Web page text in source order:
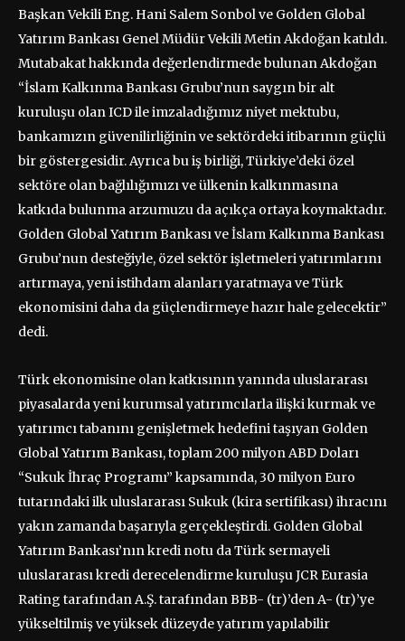
Başkan Vekili Eng. Hani Salem Sonbol ve Golden Global
Yatırım Bankası Genel Müdür Vekili Metin Akdoğan katıldı.
Mutabakat hakkında değerlendirmede bulunan Akdoğan
“İslam Kalkınma Bankası Grubu’nun saygın bir alt
kuruluşu olan ICD ile imzaladığımız niyet mektubu,
bankamızın güvenilirliğinin ve sektördeki itibarının güçlü
bir göstergesidir. Ayrıca bu iş birliği, Türkiye’deki özel
sektöre olan bağlılığımızı ve ülkenin kalkınmasına
katkıda bulunma arzumuzu da açıkça ortaya koymaktadır.
Golden Global Yatırım Bankası ve İslam Kalkınma Bankası
Grubu’nun desteğiyle, özel sektör işletmeleri yatırımlarını
artırmaya, yeni istihdam alanları yaratmaya ve Türk
ekonomisini daha da güçlendirmeye hazır hale gelecektir”
dedi.
Türk ekonomisine olan katkısının yanında uluslararası
piyasalarda yeni kurumsal yatırımcılarla ilişki kurmak ve
yatırımcı tabanını genişletmek hedefini taşıyan Golden
Global Yatırım Bankası, toplam 200 milyon ABD Doları
“Sukuk İhraç Programı” kapsamında, 30 milyon Euro
tutarındaki ilk uluslararası Sukuk (kira sertifikası) ihracını
yakın zamanda başarıyla gerçekleştirdi. Golden Global
Yatırım Bankası’nın kredi notu da Türk sermayeli
uluslararası kredi derecelendirme kuruluşu JCR Eurasia
Rating tarafından A.Ş. tarafından BBB- (tr)’den A- (tr)’ye
yükseltilmiş ve yüksek düzeyde yatırım yapılabilir